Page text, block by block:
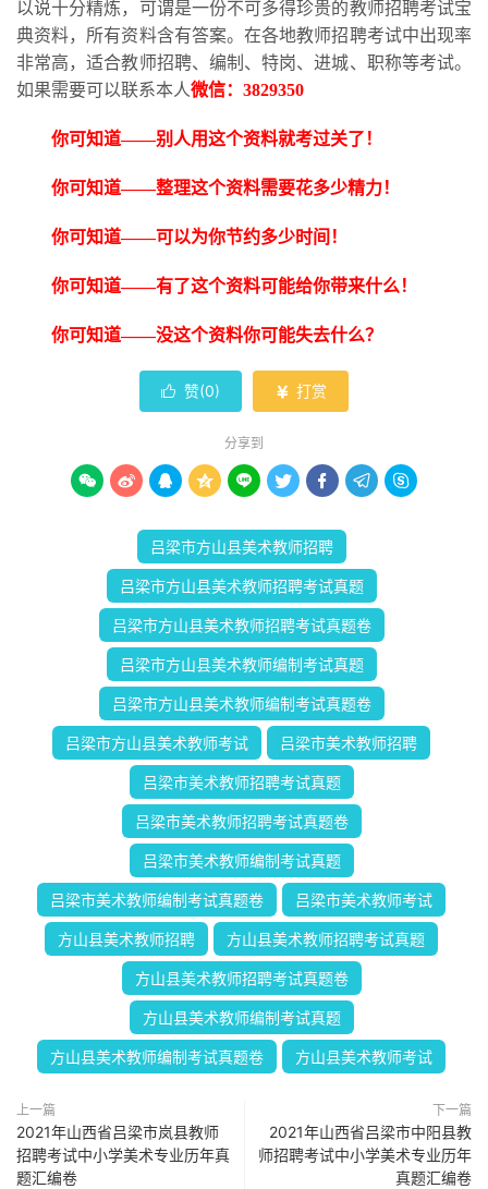
以说十分精炼，可谓是一份不可多得珍贵的教师招聘考试宝
典资料，所有资料含有答案。在各地教师招聘考试中出现率
非常高，适合教师招聘、编制、特岗、进城、职称等考试。
如果需要可以联系本人微信： 3829350
你可知道——别人用这个资料就考过关了！
你可知道——整理这个资料需要花多少精力！
你可知道——可以为你节约多少时间！
你可知道——有了这个资料可能给你带来什么！
你可知道——没这个资料你可能失去什么？
 赞(0)  打赏
分享到
        
吕梁市方山县美术教师招聘
吕梁市方山县美术教师招聘考试真题
吕梁市方山县美术教师招聘考试真题卷
吕梁市方山县美术教师编制考试真题
吕梁市方山县美术教师编制考试真题卷
吕梁市方山县美术教师考试 吕梁市美术教师招聘
吕梁市美术教师招聘考试真题
吕梁市美术教师招聘考试真题卷
吕梁市美术教师编制考试真题
吕梁市美术教师编制考试真题卷 吕梁市美术教师考试
方山县美术教师招聘 方山县美术教师招聘考试真题
方山县美术教师招聘考试真题卷
方山县美术教师编制考试真题
方山县美术教师编制考试真题卷 方山县美术教师考试
上一篇
2021年山西省吕梁市岚县教师
招聘考试中小学美术专业历年真
题汇编卷
下一篇
2021年山西省吕梁市中阳县教
师招聘考试中小学美术专业历年
真题汇编卷